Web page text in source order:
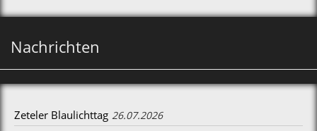
Nachrichten
Zeteler Blaulichttag 26.07.2026